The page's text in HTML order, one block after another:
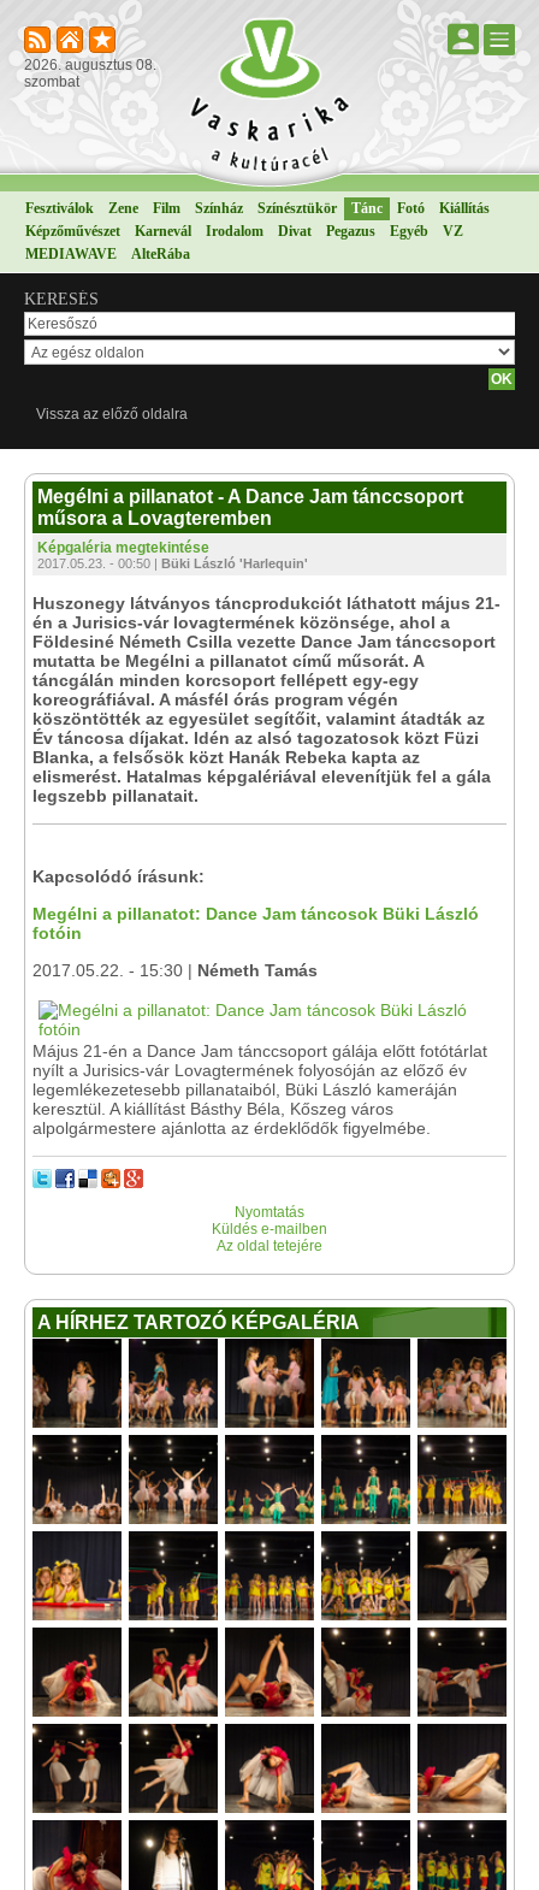
2026. augusztus 08.
szombat
Fesztiválok Zene Film Színház Színésztükör Tánc Fotó
Kiállítás
Képzőművészet
Karnevál Irodalom Divat Pegazus Egyéb
VZ
MEDIAWAVE
AlteRába
KERESÉS
Vissza az előző oldalra
Megélni a pillanatot - A Dance Jam tánccsoport
műsora a Lovagteremben
Képgaléria megtekintése
2017.05.23. - 00:50 | Büki László 'Harlequin'
Huszonegy látványos táncprodukciót láthatott május 21-
én a Jurisics-vár lovagtermének közönsége, ahol a
Földesiné Németh Csilla vezette Dance Jam tánccsoport
mutatta be Megélni a pillanatot című műsorát. A
táncgálán minden korcsoport fellépett egy-egy
koreográfiával. A másfél órás program végén
köszöntötték az egyesület segítőit, valamint átadták az
Év táncosa díjakat. Idén az alsó tagozatosok közt Füzi
Blanka, a felsősök közt Hanák Rebeka kapta az
elismerést. Hatalmas képgalériával elevenítjük fel a gála
legszebb pillanatait.
Kapcsolódó írásunk:
Megélni a pillanatot: Dance Jam táncosok Büki László
fotóin
2017.05.22. - 15:30 | Németh Tamás
Május 21-én a Dance Jam tánccsoport gálája előtt fotótárlat
nyílt a Jurisics-vár Lovagtermének folyosóján az előző év
legemlékezetesebb pillanataiból, Büki László kameráján
keresztül. A kiállítást Básthy Béla, Kőszeg város
alpolgármestere ajánlotta az érdeklődők figyelmébe.
Nyomtatás
Küldés e-mailben
Az oldal tetejére
A HÍRHEZ TARTOZÓ KÉPGALÉRIA